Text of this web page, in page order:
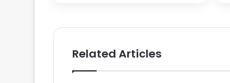
Related Articles